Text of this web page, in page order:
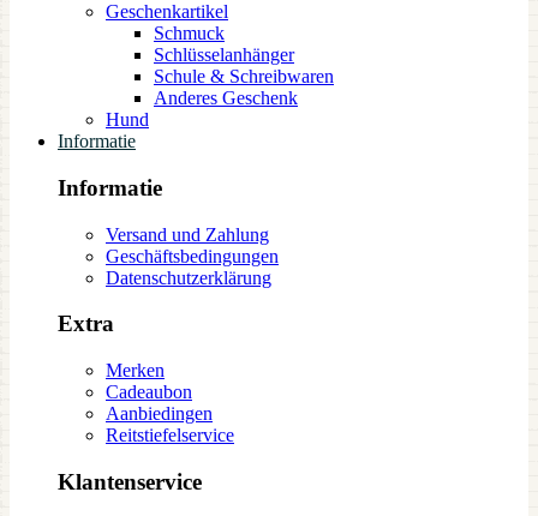
Geschenkartikel
Schmuck
Schlüsselanhänger
Schule & Schreibwaren
Anderes Geschenk
Hund
Informatie
Informatie
Versand und Zahlung
Geschäftsbedingungen
Datenschutzerklärung
Extra
Merken
Cadeaubon
Aanbiedingen
Reitstiefelservice
Klantenservice